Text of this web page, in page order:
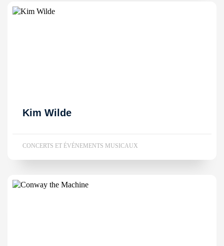
Kim Wilde
CONCERTS ET ÉVÉNEMENTS MUSICAUX